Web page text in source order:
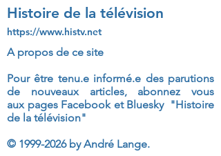
Histoire de la télévision
https://www.histv.net
A propos de ce site
Pour être tenu.e informé.e des parutions
de nouveaux articles, abonnez vous
aux pages Facebook et Bluesky "Histoire
de la télévision"
© 1999-2026by André Lange.